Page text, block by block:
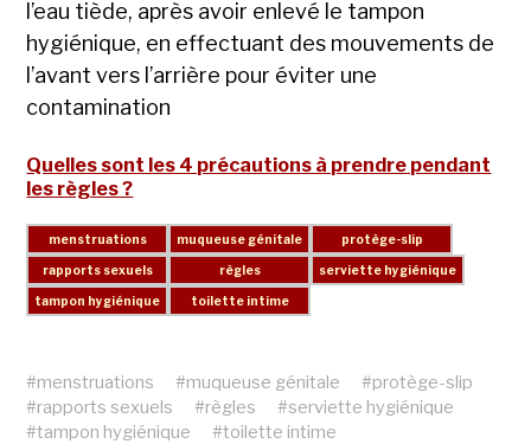
l’eau tiède, après avoir enlevé le tampon
hygiénique, en effectuant des mouvements de
l’avant vers l’arrière pour éviter une
contamination
Quelles sont les 4 précautions à prendre pendant
les règles ?
#menstruations #muqueuse génitale #protège-slip
#rapports sexuels #règles #serviette hygiénique
#tampon hygiénique #toilette intime